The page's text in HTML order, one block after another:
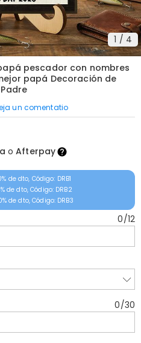
1 / 4
pescador con nombres
papá Decoración de
un comentatio
oAfterpay
de dto, Código: DRB1
de dto, Código: DRB2
de dto, Código: DRB3
0/12
0/30